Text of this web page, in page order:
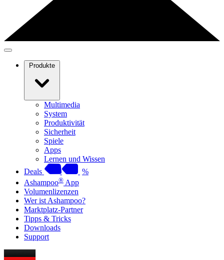
Produkte
Multimedia
System
Produktivität
Sicherheit
Spiele
Apps
Lernen und Wissen
Deals
%
Ashampoo® App
Volumenlizenzen
Wer ist Ashampoo?
Marktplatz-Partner
Tipps & Tricks
Downloads
Support